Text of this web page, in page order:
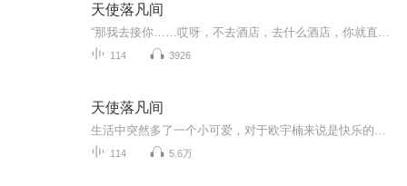
天使落凡间
114 3926
天使落凡间
114 5.6万